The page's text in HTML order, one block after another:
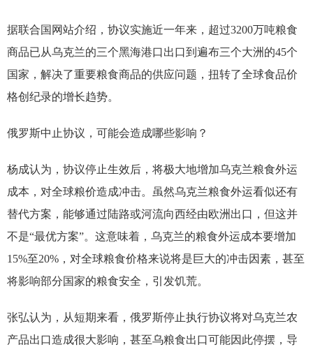
据联合国网站介绍，协议实施近一年来，超过3200万吨粮食
商品已从乌克兰的三个黑海港口出口到遍布三个大洲的45个
国家，解决了重要粮食商品的供应问题，扭转了全球食品价
格创纪录的增长趋势。
俄罗斯中止协议，可能会造成哪些影响？
杨成认为，协议停止生效后，将极大地增加乌克兰粮食外运
成本，对全球粮价造成冲击。虽然乌克兰粮食外运看似还有
替代方案，能够通过陆路或河流向西经由欧洲出口，但这并
不是“最优方案”。这意味着，乌克兰的粮食外运成本要增加
15%至20%，对全球粮食价格来说将是巨大的冲击因素，甚至
将影响部分国家的粮食安全，引发饥荒。
张弘认为，从短期来看，俄罗斯停止执行协议将对乌克兰农
产品出口造成很大影响，甚至乌粮食出口可能因此停摆，导